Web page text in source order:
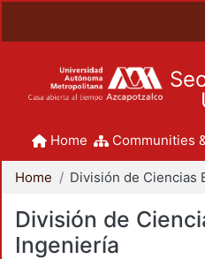
Home Communities
Home
División de
Ingeniería